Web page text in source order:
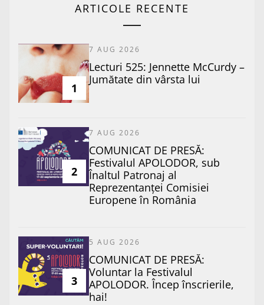
ARTICOLE RECENTE
1
7 AUG 2026
Lecturi 525: Jennette McCurdy –
Jumătate din vârsta lui
2
7 AUG 2026
COMUNICAT DE PRESĂ:
Festivalul APOLODOR, sub
Înaltul Patronaj al
Reprezentanței Comisiei
Europene în România
3
5 AUG 2026
COMUNICAT DE PRESĂ:
Voluntar la Festivalul
APOLODOR. Încep înscrierile,
hai!